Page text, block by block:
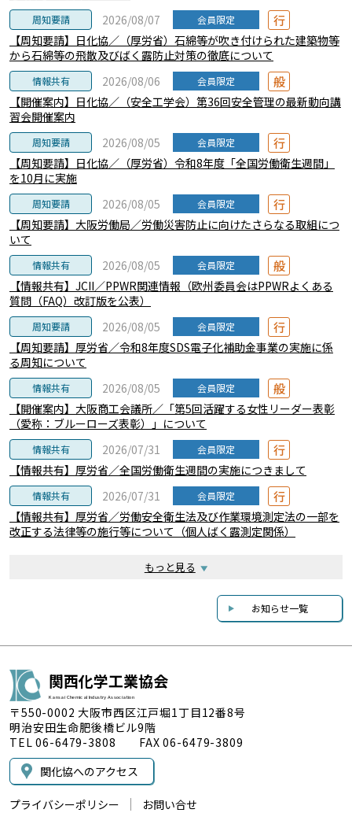
周知要請 2026/08/07 会員限定 行
【周知要請】日化協／（厚労省）石綿等が吹き付けられた建築物等
から石綿等の飛散及びばく露防止対策の徹底について
情報共有 2026/08/06 会員限定 般
【開催案内】日化協／（安全工学会）第36回安全管理の最新動向講
習会開催案内
周知要請 2026/08/05 会員限定 行
【周知要請】日化協／（厚労省）令和8年度「全国労働衛生週間」
を10月に実施
周知要請 2026/08/05 会員限定 行
【周知要請】大阪労働局／労働災害防止に向けたさらなる取組につ
いて
情報共有 2026/08/05 会員限定 般
【情報共有】JCII／PPWR関連情報（欧州委員会はPPWRよくある
質問（FAQ）改訂版を公表）
周知要請 2026/08/05 会員限定 行
【周知要請】厚労省／令和8年度SDS電子化補助金事業の実施に係
る周知について
情報共有 2026/08/05 会員限定 般
【開催案内】大阪商工会議所／「第5回活躍する女性リーダー表彰
（愛称：ブルーローズ表彰）」について
情報共有 2026/07/31 会員限定 行
【情報共有】厚労省／全国労働衛生週間の実施につきまして
情報共有 2026/07/31 会員限定 行
【情報共有】厚労省／労働安全衛生法及び作業環境測定法の一部を
改正する法律等の施行等について（個人ばく露測定関係）
もっと見る
お知らせ一覧
関西化学工業協会
Kansai Chemical Industry Association
〒550-0002 大阪市西区江戸堀1丁目12番8号
明治安田生命肥後橋ビル9階
TEL 06-6479-3808 FAX 06-6479-3809
関化協へのアクセス
プライバシーポリシー お問い合せ